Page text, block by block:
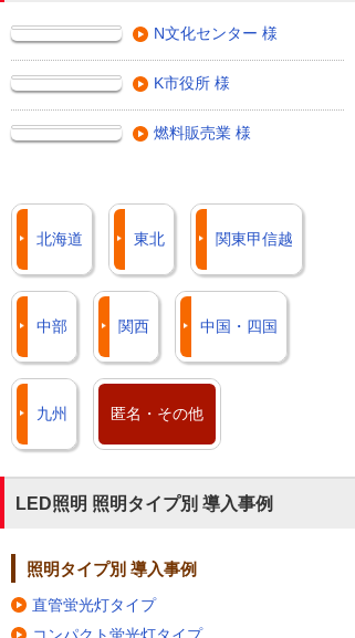
N文化センター 様
K市役所 様
燃料販売業 様
北海道 東北 関東甲信越
中部 関西 中国・四国
九州 匿名・その他
LED照明 照明タイプ別 導入事例
照明タイプ別 導入事例
直管蛍光灯タイプ
コンパクト蛍光灯タイプ